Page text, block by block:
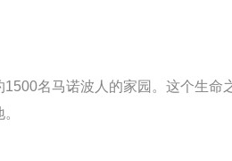
名马诺波人的家园。这个生